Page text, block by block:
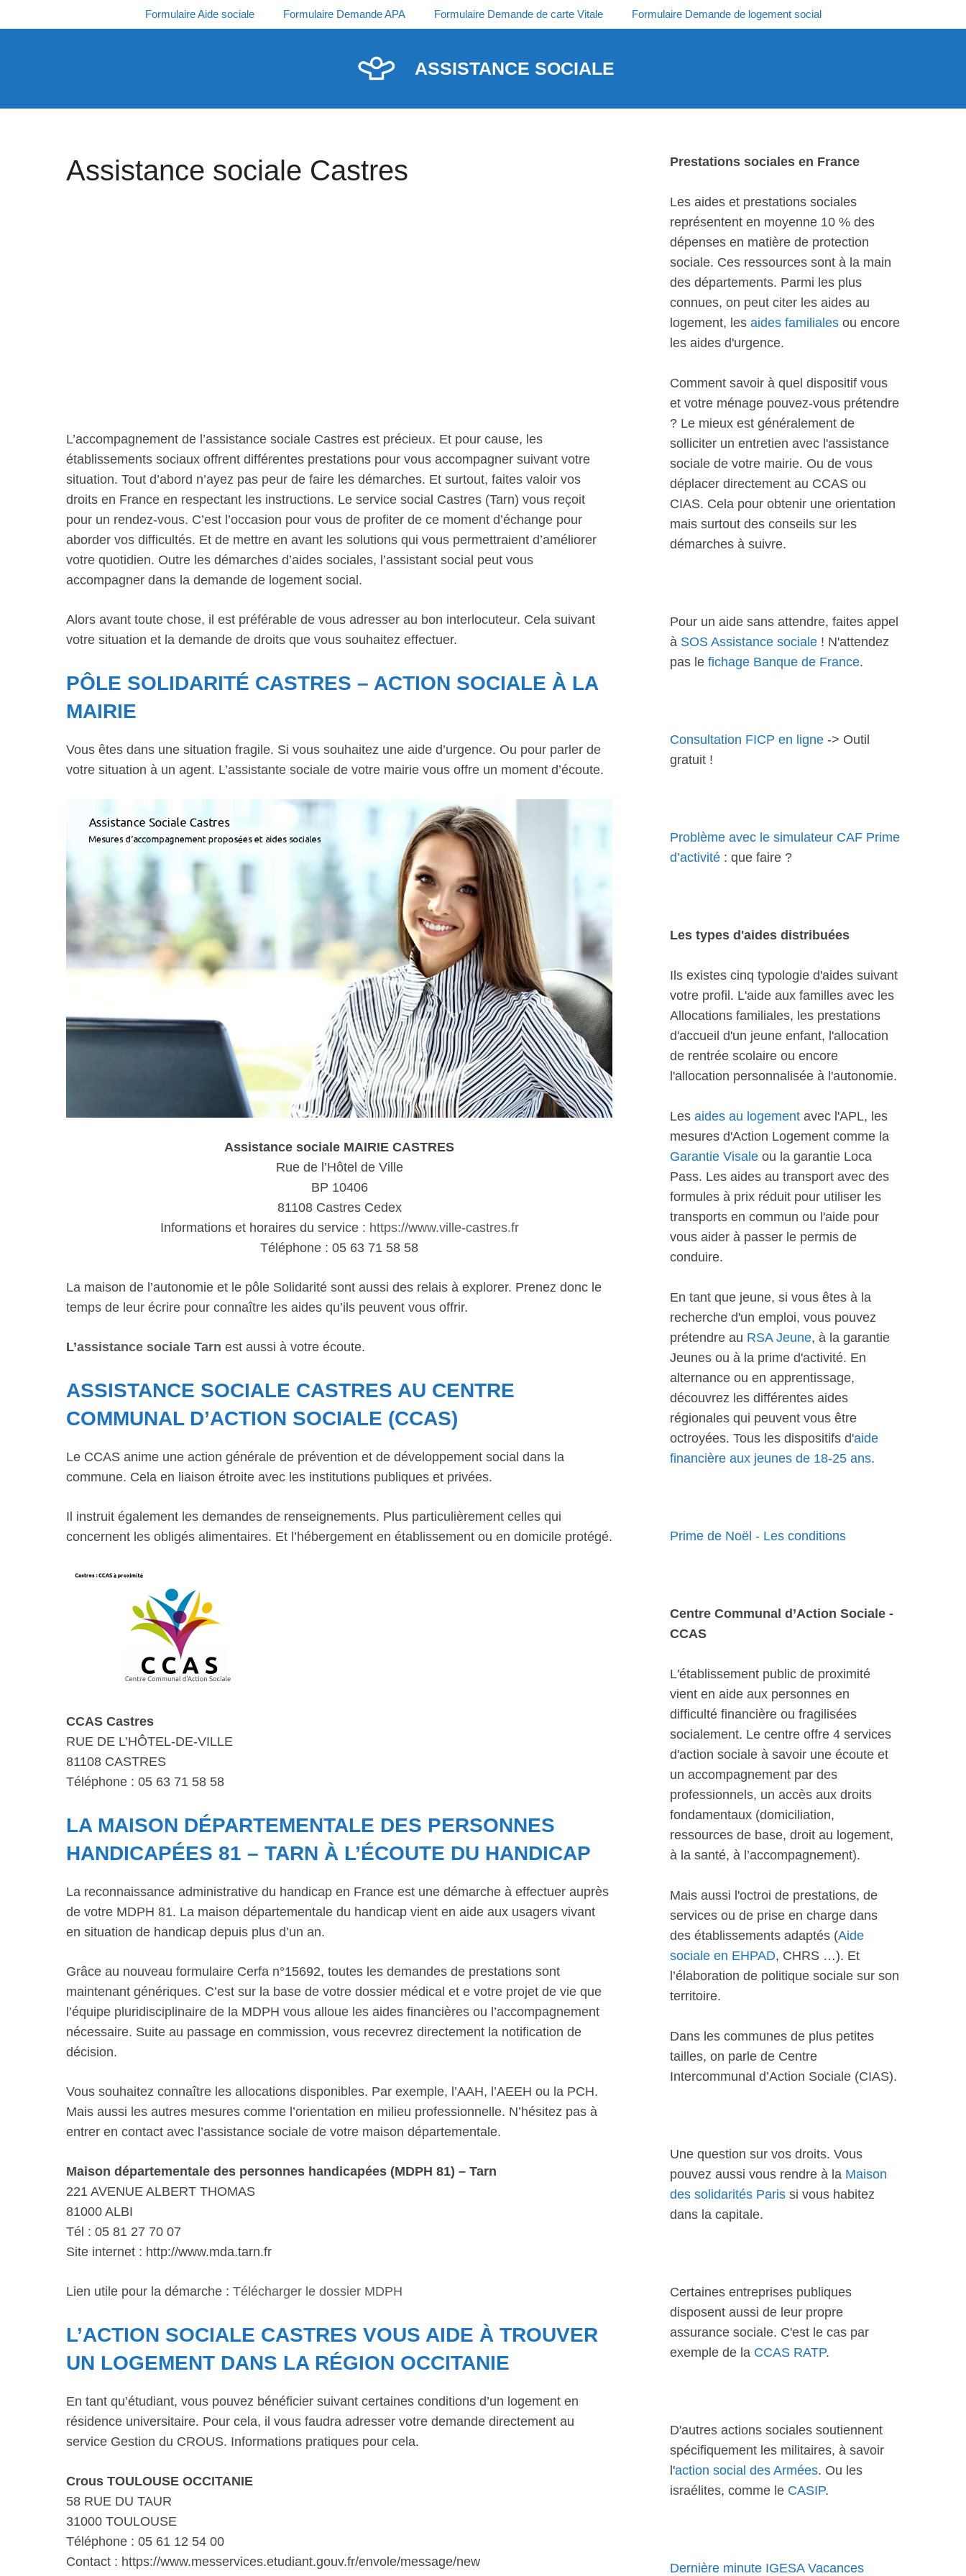
au
Formulaire Aide sociale Formulaire Demande APA Formulaire Demande de carte Vitale Formulaire Demande de logement social
ASSISTANCE SOCIALE
Assistance sociale Castres
L’accompagnement de l’assistance sociale Castres est précieux. Et pour cause, les
établissements sociaux offrent différentes prestations pour vous accompagner suivant votre
situation. Tout d’abord n’ayez pas peur de faire les démarches. Et surtout, faites valoir vos
droits en France en respectant les instructions. Le service social Castres (Tarn) vous reçoit
pour un rendez-vous. C’est l’occasion pour vous de profiter de ce moment d’échange pour
aborder vos difficultés. Et de mettre en avant les solutions qui vous permettraient d’améliorer
votre quotidien. Outre les démarches d’aides sociales, l’assistant social peut vous
accompagner dans la demande de logement social.
Alors avant toute chose, il est préférable de vous adresser au bon interlocuteur. Cela suivant
votre situation et la demande de droits que vous souhaitez effectuer.
PÔLE SOLIDARITÉ CASTRES – ACTION SOCIALE À LA
MAIRIE
Vous êtes dans une situation fragile. Si vous souhaitez une aide d’urgence. Ou pour parler de
votre situation à un agent. L’assistante sociale de votre mairie vous offre un moment d’écoute.
Assistance sociale MAIRIE CASTRES
Rue de l’Hôtel de Ville
BP 10406
81108 Castres Cedex
Informations et horaires du service : https://www.ville-castres.fr
Téléphone : 05 63 71 58 58
La maison de l’autonomie et le pôle Solidarité sont aussi des relais à explorer. Prenez donc le
temps de leur écrire pour connaître les aides qu’ils peuvent vous offrir.
L’assistance sociale Tarn est aussi à votre écoute.
ASSISTANCE SOCIALE CASTRES AU CENTRE
COMMUNAL D’ACTION SOCIALE (CCAS)
Le CCAS anime une action générale de prévention et de développement social dans la
commune. Cela en liaison étroite avec les institutions publiques et privées.
Il instruit également les demandes de renseignements. Plus particulièrement celles qui
concernent les obligés alimentaires. Et l’hébergement en établissement ou en domicile protégé.
CCAS Castres
RUE DE L’HÔTEL-DE-VILLE
81108 CASTRES
Téléphone : 05 63 71 58 58
LA MAISON DÉPARTEMENTALE DES PERSONNES
HANDICAPÉES 81 – TARN À L’ÉCOUTE DU HANDICAP
La reconnaissance administrative du handicap en France est une démarche à effectuer auprès
de votre MDPH 81. La maison départementale du handicap vient en aide aux usagers vivant
en situation de handicap depuis plus d’un an.
Grâce au nouveau formulaire Cerfa n°15692, toutes les demandes de prestations sont
maintenant génériques. C’est sur la base de votre dossier médical et e votre projet de vie que
l’équipe pluridisciplinaire de la MDPH vous alloue les aides financières ou l’accompagnement
nécessaire. Suite au passage en commission, vous recevrez directement la notification de
décision.
Vous souhaitez connaître les allocations disponibles. Par exemple, l’AAH, l’AEEH ou la PCH.
Mais aussi les autres mesures comme l’orientation en milieu professionnelle. N’hésitez pas à
entrer en contact avec l’assistance sociale de votre maison départementale.
Maison départementale des personnes handicapées (MDPH 81) – Tarn
221 AVENUE ALBERT THOMAS
81000 ALBI
Tél : 05 81 27 70 07
Site internet : http://www.mda.tarn.fr
Lien utile pour la démarche : Télécharger le dossier MDPH
L’ACTION SOCIALE CASTRES VOUS AIDE À TROUVER
UN LOGEMENT DANS LA RÉGION OCCITANIE
En tant qu’étudiant, vous pouvez bénéficier suivant certaines conditions d’un logement en
résidence universitaire. Pour cela, il vous faudra adresser votre demande directement au
service Gestion du CROUS. Informations pratiques pour cela.
Crous TOULOUSE OCCITANIE
58 RUE DU TAUR
31000 TOULOUSE
Téléphone : 05 61 12 54 00
Contact : https://www.messervices.etudiant.gouv.fr/envole/message/new
Prestations sociales en France
Les aides et prestations sociales
représentent en moyenne 10 % des
dépenses en matière de protection
sociale. Ces ressources sont à la main
des départements. Parmi les plus
connues, on peut citer les aides au
logement, les aides familiales ou encore
les aides d'urgence.
Comment savoir à quel dispositif vous
et votre ménage pouvez-vous prétendre
? Le mieux est généralement de
solliciter un entretien avec l'assistance
sociale de votre mairie. Ou de vous
déplacer directement au CCAS ou
CIAS. Cela pour obtenir une orientation
mais surtout des conseils sur les
démarches à suivre.
Pour un aide sans attendre, faites appel
à SOS Assistance sociale ! N'attendez
pas le fichage Banque de France.
Consultation FICP en ligne -> Outil
gratuit !
Problème avec le simulateur CAF Prime
d’activité : que faire ?
Les types d'aides distribuées
Ils existes cinq typologie d'aides suivant
votre profil. L'aide aux familles avec les
Allocations familiales, les prestations
d'accueil d'un jeune enfant, l'allocation
de rentrée scolaire ou encore
l'allocation personnalisée à l'autonomie.
Les aides au logement avec l'APL, les
mesures d'Action Logement comme la
Garantie Visale ou la garantie Loca
Pass. Les aides au transport avec des
formules à prix réduit pour utiliser les
transports en commun ou l'aide pour
vous aider à passer le permis de
conduire.
En tant que jeune, si vous êtes à la
recherche d'un emploi, vous pouvez
prétendre au RSA Jeune, à la garantie
Jeunes ou à la prime d'activité. En
alternance ou en apprentissage,
découvrez les différentes aides
régionales qui peuvent vous être
octroyées. Tous les dispositifs d'aide
financière aux jeunes de 18-25 ans.
Prime de Noël - Les conditions
Centre Communal d’Action Sociale -
CCAS
L'établissement public de proximité
vient en aide aux personnes en
difficulté financière ou fragilisées
socialement. Le centre offre 4 services
d'action sociale à savoir une écoute et
un accompagnement par des
professionnels, un accès aux droits
fondamentaux (domiciliation,
ressources de base, droit au logement,
à la santé, à l’accompagnement).
Mais aussi l'octroi de prestations, de
services ou de prise en charge dans
des établissements adaptés (Aide
sociale en EHPAD, CHRS …). Et
l’élaboration de politique sociale sur son
territoire.
Dans les communes de plus petites
tailles, on parle de Centre
Intercommunal d’Action Sociale (CIAS).
Une question sur vos droits. Vous
pouvez aussi vous rendre à la Maison
des solidarités Paris si vous habitez
dans la capitale.
Certaines entreprises publiques
disposent aussi de leur propre
assurance sociale. C'est le cas par
exemple de la CCAS RATP.
D'autres actions sociales soutiennent
spécifiquement les militaires, à savoir
l'action social des Armées. Ou les
israélites, comme le CASIP.
Dernière minute IGESA Vacances